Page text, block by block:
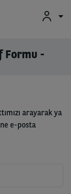
Formu -
arayarak ya
e-posta